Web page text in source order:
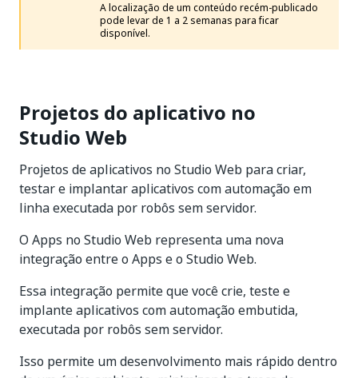
A localização de um conteúdo recém-publicado
pode levar de 1 a 2 semanas para ficar
disponível.
Projetos do aplicativo no
Studio Web
Projetos de aplicativos no Studio Web para criar,
testar e implantar aplicativos com automação em
linha executada por robôs sem servidor.
O Apps no Studio Web representa uma nova
integração entre o Apps e o Studio Web.
Essa integração permite que você crie, teste e
implante aplicativos com automação embutida,
executada por robôs sem servidor.
Isso permite um desenvolvimento mais rápido dentro